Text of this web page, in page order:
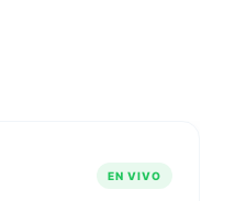
EN VIVO